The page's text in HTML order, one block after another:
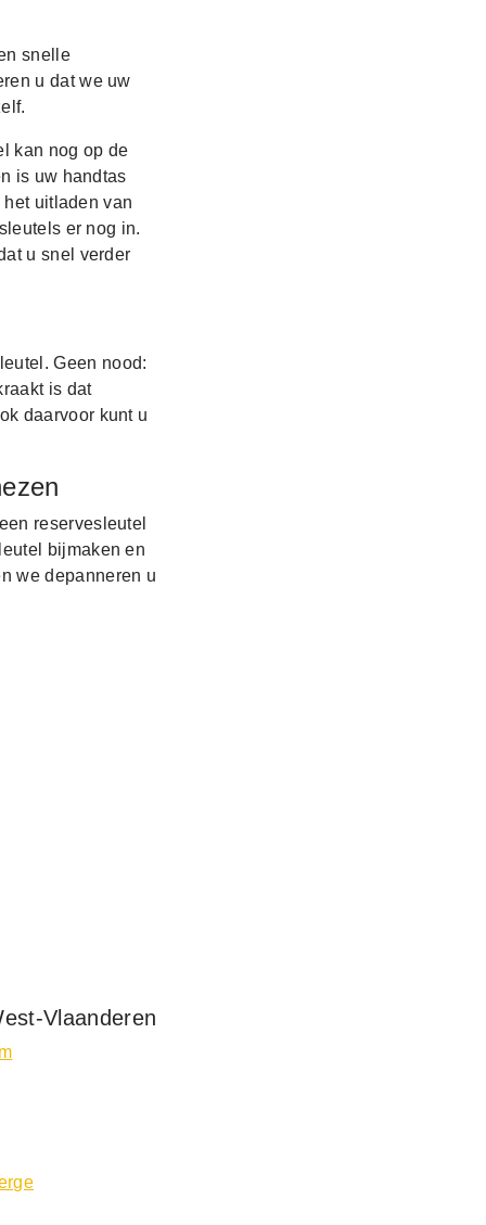
snelle
u dat we uw
kan nog op de
is uw handtas
uitladen van
er nog in.
u snel verder
Geen nood:
is dat
daarvoor kunt u
reservesleutel
bijmaken en
we depanneren u
Vlaanderen